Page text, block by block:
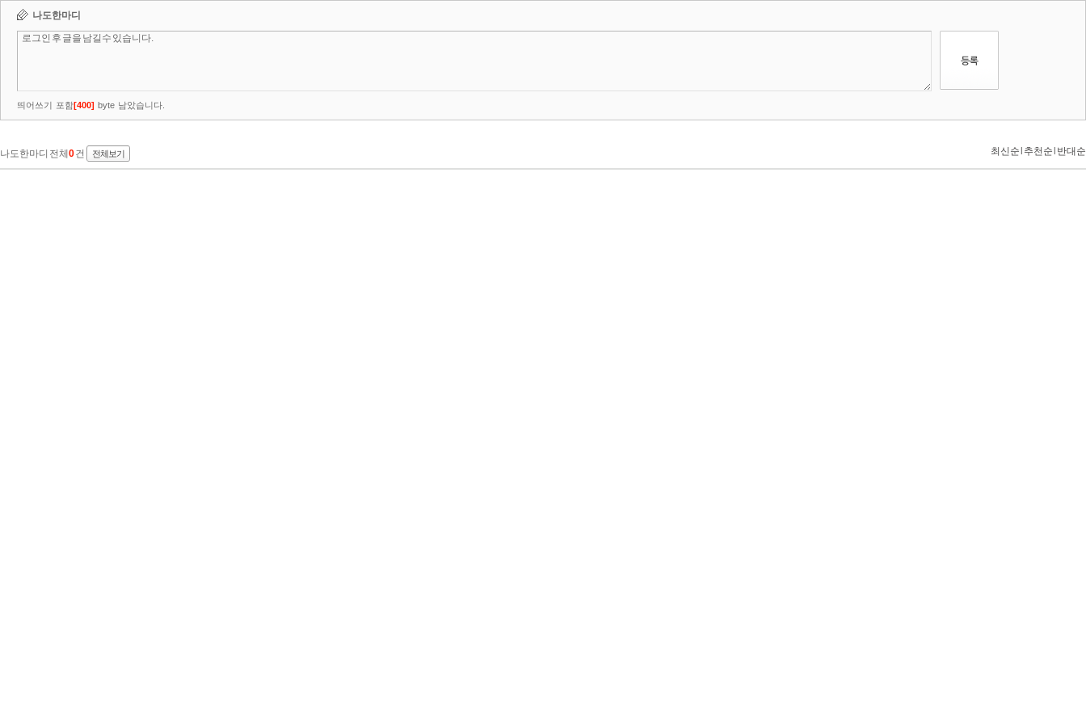
나도한마디
띄어쓰기 포함[400] byte 남았습니다.
나도한마디 전체 0건 전체보기 최신순 추천순 반대순